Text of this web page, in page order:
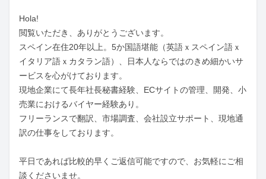
Hola!
閲覧いただき、ありがとうございます。
スペイン在住20年以上。5か国語堪能（英語ｘスペイン語ｘ
イタリア語ｘカタラン語）、日本人ならではのきめ細かいサ
ービスを心がけております。
現地企業にて長年社長秘書経験、ECサイトの管理、開発、小
売業におけるバイヤー経験あり。
フリーランスで翻訳、市場調査、会社設立サポート、現地通
訳の仕事をしております。
平日であれば比較的早くご返信可能ですので、お気軽にご相
談くださいませ。